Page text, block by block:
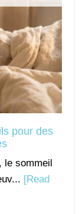
pour des
le sommeil
[Read